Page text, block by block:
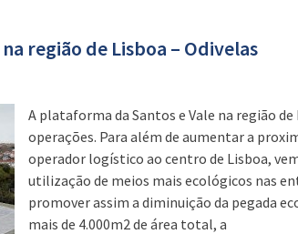
região de Lisboa – Odivelas
A plataforma da Santos e Vale na região
operações. Para além de aumentar a
operador logístico ao centro de Lisboa,
utilização de meios mais ecológicos nas
promover assim a diminuição da pegada
mais de 4.000m2 de área total, a